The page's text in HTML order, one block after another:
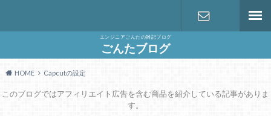
エンジニアごんたの雑記ブログ
ごんたブログ
HOME Capcutの設定
このブログではアフィリエイト広告を含む商品を紹介している記事がありま
す。